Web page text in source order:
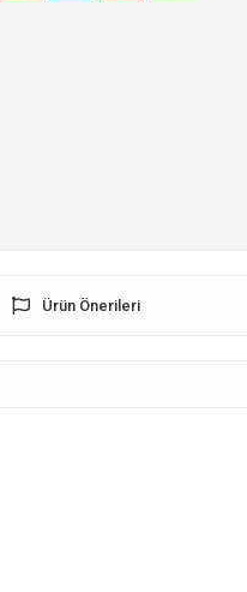
Ürün Önerileri